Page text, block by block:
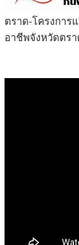
ตราด-โครงกา
อาชีพจังหวัดตร